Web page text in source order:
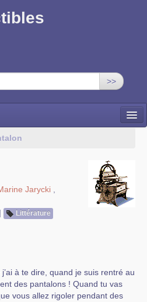
>>
Jarycki
|
Littérature
à te dire, quand je suis rentré au
des pantalons ! Quand tu vas
vous allez rigoler pendant des